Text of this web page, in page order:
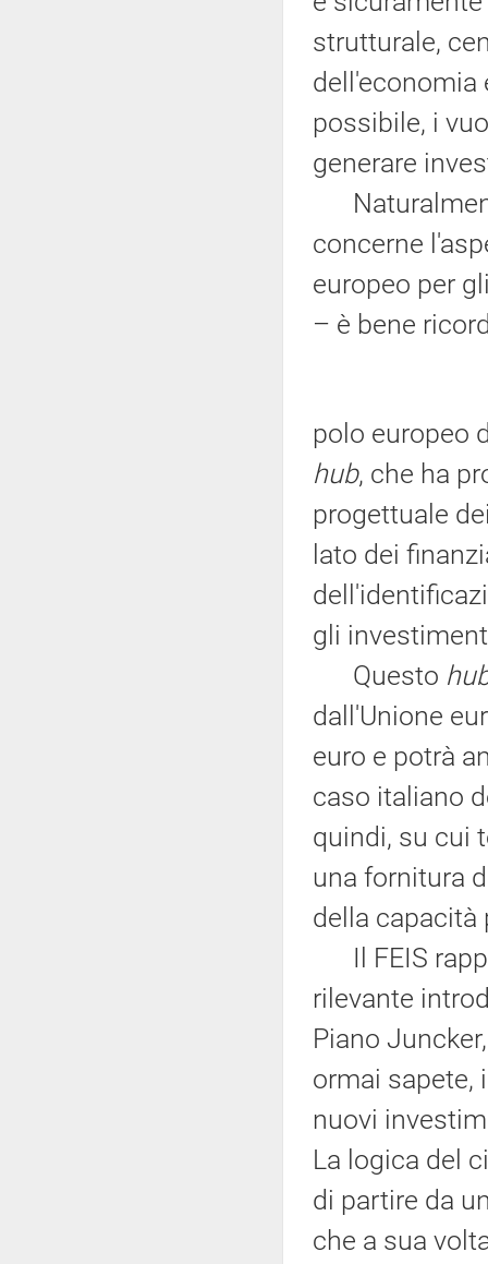
strutturale,
dell'economia
possibile, i
generare
concerne
europeo per
– è bene
polo europeo
hub, che ha
progettuale
lato dei
gli
Questo
dall'Unione
euro e potrà
caso italiano
quindi, su cui
una fornitura
della capacità
Il FEIS
rilevante
Piano
ormai sapete,
nuovi
La logica del
di partire da
che a sua